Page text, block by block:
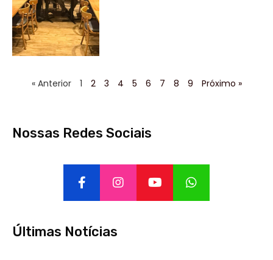
« Anterior 1 2 3 4 5 6 7 8 9 Próximo »
Nossas Redes Sociais
Últimas Notícias